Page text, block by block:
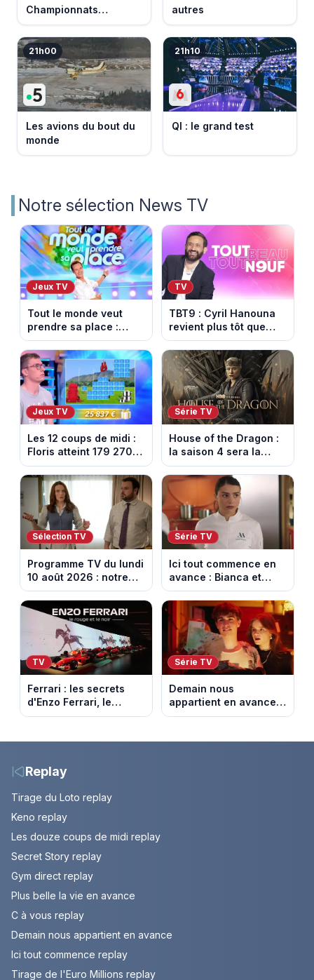
Championnats
d'Europe 2026
autres
21h00
Les avions du bout du
monde
21h10
QI : le grand test
Notre sélection News TV
Jeux TV
Tout le monde veut
prendre sa place :
l’émission de Cyril
Féraud déprogrammée
cette semaine sur
France 2
TV
TBT9 : Cyril Hanouna
revient plus tôt que
prévu, W9 dévoile
enfin la date de retour
Jeux TV
Les 12 coups de midi :
Floris atteint 179 270
euros de gains sur TF1
Série TV
House of the Dragon :
la saison 4 sera la
dernière, mais il faudra
attendre 2028
Sélection TV
Programme TV du lundi
10 août 2026 : notre
sélection pour votre
soirée télé
Série TV
Ici tout commence en
avance : Bianca et
Loup s’embrassent.
Episode du 11 août
2026 (spoiler)
TV
Ferrari : les secrets
d'Enzo Ferrari, le
fondateur de la
cheval cabré
Série TV
Demain nous
appartient en avance :
Alex face à un choix
août 2026.
Replay
Tirage du Loto replay
Keno replay
Les douze coups de midi replay
Secret Story replay
Gym direct replay
Plus belle la vie en avance
C à vous replay
Demain nous appartient en avance
Ici tout commence replay
Tirage de l'Euro Millions replay